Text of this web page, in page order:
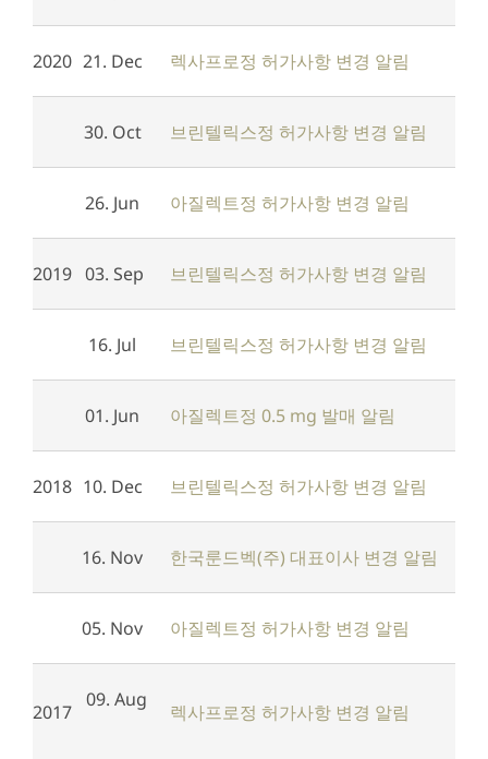
2020 21. Dec 렉사프로정 허가사항 변경 알림
30. Oct 브린텔릭스정 허가사항 변경 알림
26. Jun 아질렉트정 허가사항 변경 알림
2019 03. Sep 브린텔릭스정 허가사항 변경 알림
16. Jul 브린텔릭스정 허가사항 변경 알림
01. Jun 아질렉트정 0.5 mg 발매 알림
2018 10. Dec 브린텔릭스정 허가사항 변경 알림
16. Nov 한국룬드벡(주) 대표이사 변경 알림
05. Nov 아질렉트정 허가사항 변경 알림
2017
09. Aug
렉사프로정 허가사항 변경 알림